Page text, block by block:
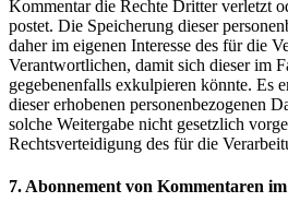
Kommentar die Rechte Dritter verletzt
postet. Die Speicherung dieser
daher im eigenen Interesse des für die
Verantwortlichen, damit sich dieser im
gegebenenfalls exkulpieren könnte. Es
dieser erhobenen personenbezogenen
solche Weitergabe nicht gesetzlich
Rechtsverteidigung des für die
7. Abonnement von Kommentaren